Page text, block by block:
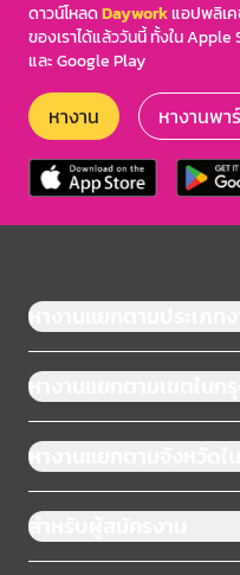
ดาวน์โหลดDayworkแอปพลิเ
ของเราได้แล้ววันนี้ ทั้งใน Apple
และ Google Play
หางาน หางานพา
หางานแยกตามประเภทงา
หางานแยกตามเขตในกรุ
หางานแยกตามจังหวัดใน
สำหรับผู้สมัครงาน